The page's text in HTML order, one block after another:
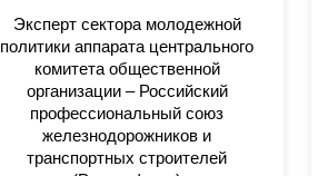
Эксперт сектора молодежной
политики аппарата центрального
комитета общественной
организации – Российский
профессиональный союз
железнодорожников и
транспортных строителей